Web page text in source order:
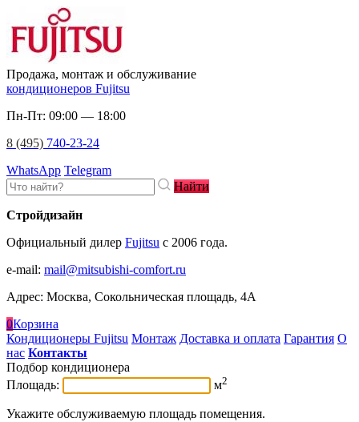
Продажа, монтаж и обслуживание
кондиционеров Fujitsu
Пн-Пт: 09:00 — 18:00
8 (495) 740-23-24
WhatsApp Telegram
Найти
Стройдизайн
Официальный дилер Fujitsu c 2006 года.
e-mail: mail@mitsubishi-comfort.ru
Адрес: Москва, Сокольническая площадь, 4А
0Корзина
Кондиционеры Fujitsu Монтаж Доставка и оплата Гарантия О
нас Контакты
Подбор кондиционера
Площадь:
м2
Укажите обслуживаемую площадь помещения.